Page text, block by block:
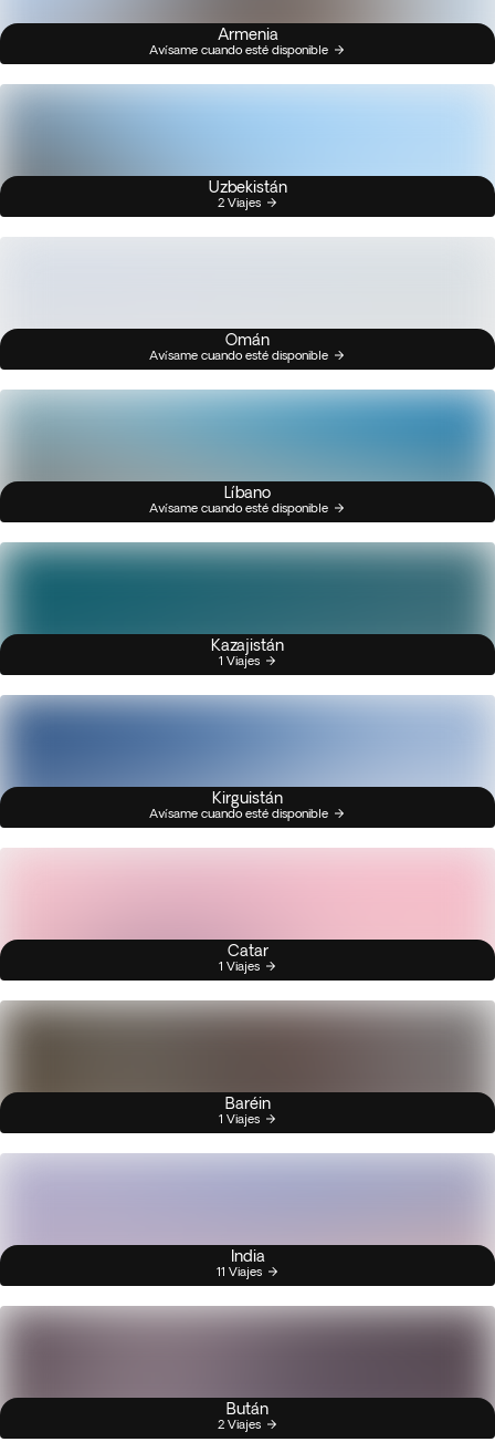
Armenia
Avísame cuando esté disponible
Uzbekistán
2 Viajes
Omán
Avísame cuando esté disponible
Líbano
Avísame cuando esté disponible
Kazajistán
1 Viajes
Kirguistán
Avísame cuando esté disponible
Catar
1 Viajes
Baréin
1 Viajes
India
11 Viajes
Bután
2 Viajes